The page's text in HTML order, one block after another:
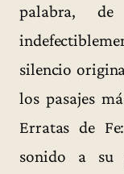
palabra,
silencio
los pasajes
Erratas de
sonido a su